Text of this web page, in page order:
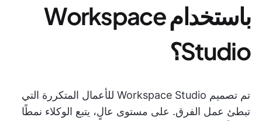
باستخدام Workspace
Studio؟
تم تصميم Workspace Studio للأعمال المتكررة التي
تبطئ عمل الفرق. على مستوى عالٍ، يتبع الوكلاء نمطًا